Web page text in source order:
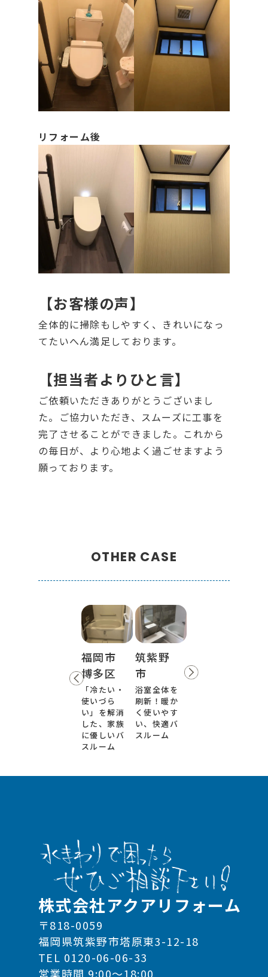
リフォーム後
【お客様の声】
全体的に掃除もしやすく、きれいになっ
てたいへん満足しております。
【担当者よりひと言】
ご依頼いただきありがとうございまし
た。ご協力いただき、スムーズに工事を
完了させることができました。これから
の毎日が、より心地よく過ごせますよう
願っております。
OTHER CASE
福岡市
博多区
「冷たい・
使いづら
い」を解消
した、家族
に優しいバ
スルーム
筑紫野
市
浴室全体を
刷新！暖か
く使いやす
い、快適バ
スルーム
株式会社アクアリフォーム
〒818-0059
福岡県筑紫野市塔原東3-12-18
TEL 0120-06-06-33
営業時間 9:00～18:00